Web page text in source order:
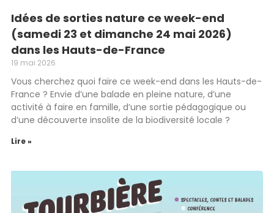
Idées de sorties nature ce week-end
(samedi 23 et dimanche 24 mai 2026)
dans les Hauts-de-France
19 mai 2026
Vous cherchez quoi faire ce week-end dans les Hauts-de-
France ? Envie d’une balade en pleine nature, d’une
activité à faire en famille, d’une sortie pédagogique ou
d’une découverte insolite de la biodiversité locale ?
Lire »